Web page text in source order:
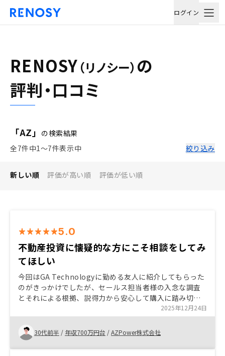
ログイン
RENOSY （リノシー） の
評判・口コミ
「AZ」 の検索結果
全7件中1〜7件表示中
絞り込み
新しい順 評価が高い順 評価が低い順
5.0
不動産投資に懐疑的な方にこそ相談をしてみ
てほしい
今回はGA Technologyに勤める友人に紹介してもらった
のがきっかけでしたが、セールス担当者様の入念な調査
とそれによる根拠、説得力から安心して購入に踏み切る
ことができました。 不動産投資に当初は懐疑的だった私
も、こちらからの質問に答えていただく中でその不安感
も払拭されました。 そして忘れてはならない魅力として
は、成約プロセスの全てのステップをワンストップで行
っていることにより余計なマージンを取られない点でし
2025年12月24日
30代前半 / 年収700万円台 /AZPower株式会社